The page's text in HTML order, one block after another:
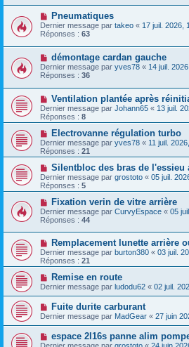
Pneumatiques
Dernier message par takeo « 17 juil. 2026,
Réponses : 63
démontage cardan gauche
Dernier message par yves78 « 14 juil.
Réponses : 36
Ventilation plantée après
Dernier message par Johann65 « 13 juil.
Réponses : 8
Electrovanne régulation turbo
Dernier message par yves78 « 11 juil.
Réponses : 21
Silentbloc des bras de l'essieu
Dernier message par grostoto « 05 juil.
Réponses : 5
Fixation verin de vitre arrière
Dernier message par CurvyEspace « 05
Réponses : 44
Remplacement lunette arrière
Dernier message par burton380 « 03 juil.
Réponses : 21
Remise en route
Dernier message par ludodu62 « 02 juil.
Fuite durite carburant
Dernier message par MadGear « 27 juin
espace 2l16s panne alim